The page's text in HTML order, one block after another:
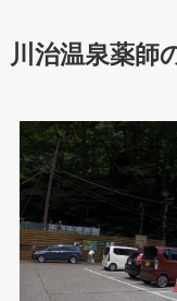
川治温泉薬師